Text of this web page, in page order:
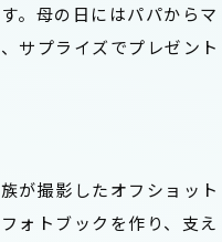
。母の日にはパパからマ
サプライズでプレゼント
が撮影したオフショット
ォトブックを作り、支え